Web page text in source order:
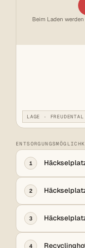
Beim Laden
LAGE · FREUDENTAL
1
2
3
4